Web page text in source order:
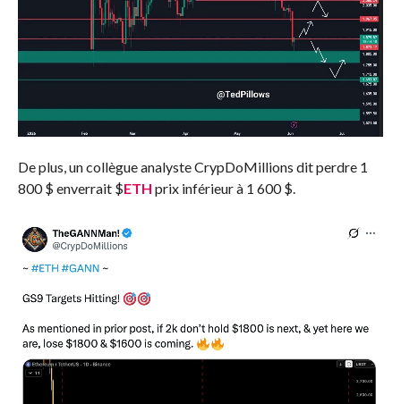
De plus, un collègue analyste CrypDoMillions ditperdre 1
800 $ enverrait $ETH prix inférieur à 1 600 $.